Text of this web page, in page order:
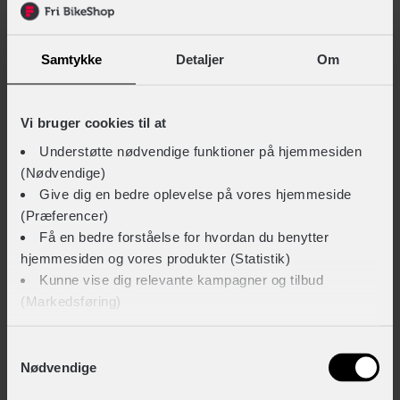
Samtykke Detaljer Om
Vi bruger cookies til at
Understøtte nødvendige funktioner på hjemmesiden
(Nødvendige)
Give dig en bedre oplevelse på vores hjemmeside
(Præferencer)
Få en bedre forståelse for hvordan du benytter
hjemmesiden og vores produkter (Statistik)
Kunne vise dig relevante kampagner og tilbud
(Markedsføring)
cookies til alle disse formål. Du kan også bruge
Nødvendige
al service lige fra eftersyn og kædestramning, til lapning og
FRI BIKESMART
Al service inkluderet
For et fast beløb hver måned
Køb ny efter to år og opnå besparelser
96,-/md.
Tilvælg serviceaftale
Kreditbeløb 3.285 inkl. Fri BikeSmart-serviceaftale (cykel: 2.299 + service